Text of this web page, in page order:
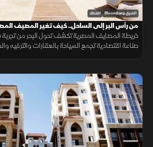
الشرق Bloomberg اقتصاد
من رأس البر إلى الساحل.. كيف تغير المصيف
خريطة المصايف المصرية تكشف تحول البحر من
صناعة اقتصادية تجمع السياحة بالعقارات والترفيه